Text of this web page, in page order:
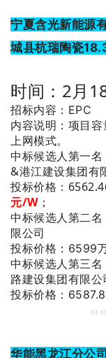
宁夏含光新能源
城县杭瑞陶瓷
时间：2月
招标内容：EPC
内容说明：项目
上网模式。
中标候选人第一名
&港江建设集团有
投标价格：
元/W；
中标候选人第二名
限公司
投标价格：6599
中标候选人第三名
路建设集团有限公
投标价格：
华能黑龙江分公